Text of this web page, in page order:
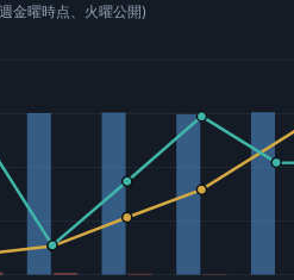
金曜時点、火曜公開)